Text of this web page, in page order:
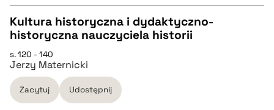
CZYSTY TEKST
pobierz cytat
Kultura historyczna i dydaktyczno-
historyczna nauczyciela historii
s. 120 - 140
Jerzy Maternicki
Zacytuj Udostępnij